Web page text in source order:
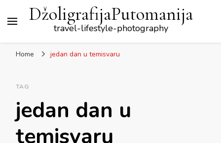
DžoligrafijaPutomanija
travel-lifestyle-photography
Home jedan dan u temisvaru
TAG
jedan dan u
temisvaru